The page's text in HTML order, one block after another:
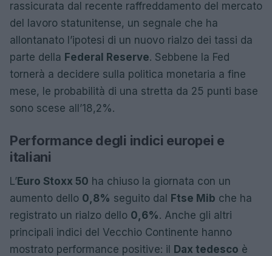
rassicurata dal recente raffreddamento del mercato
del lavoro statunitense, un segnale che ha
allontanato l’ipotesi di un nuovo rialzo dei tassi da
parte della Federal Reserve. Sebbene la Fed
tornerà a decidere sulla politica monetaria a fine
mese, le probabilità di una stretta da 25 punti base
sono scese all’18,2%.
Performance degli indici europei e
italiani
L’Euro Stoxx 50 ha chiuso la giornata con un
aumento dello 0,8% seguito dal Ftse Mib che ha
registrato un rialzo dello 0,6%. Anche gli altri
principali indici del Vecchio Continente hanno
mostrato performance positive: il
Dax tedesco è